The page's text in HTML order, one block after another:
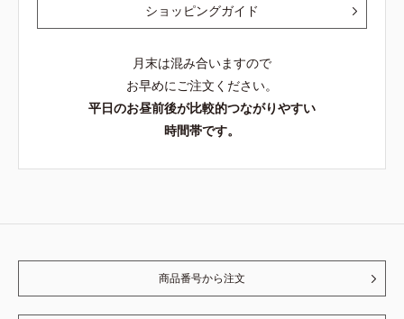
ショッピングガイド
月末は混み合いますので
お早めにご注文ください。
平日のお昼前後が比較的つながりやすい
時間帯です。
商品番号から注文